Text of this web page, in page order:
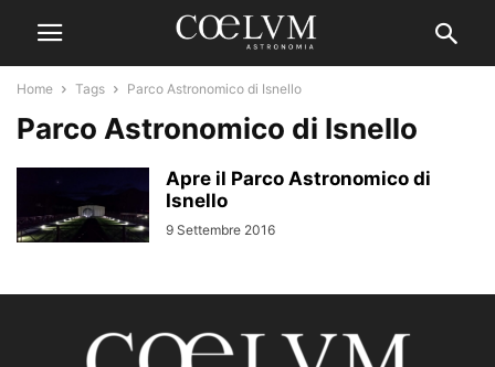
Home Tags Parco Astronomico di Isnello
Parco Astronomico di Isnello
Apre il Parco Astronomico di
Isnello
9 Settembre 2016